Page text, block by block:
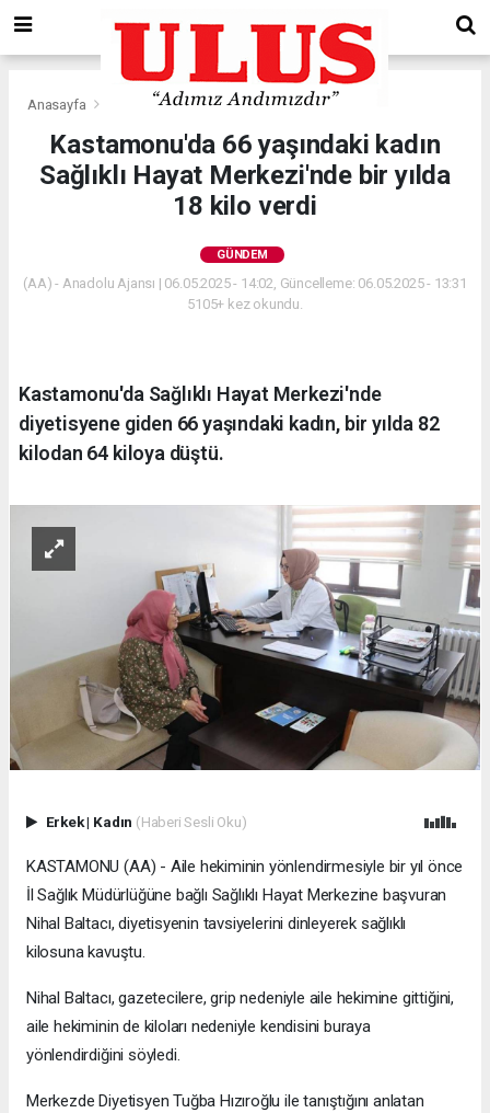
Anasayfa Gündem
Kastamonu'da 66 yaşındaki kadın
Sağlıklı Hayat Merkezi'nde bir yılda
18 kilo verdi
GÜNDEM
(AA) - Anadolu Ajansı | 06.05.2025 - 14:02, Güncelleme: 06.05.2025 - 13:31
5105+ kez okundu.
Kastamonu'da Sağlıklı Hayat Merkezi'nde
diyetisyene giden 66 yaşındaki kadın, bir yılda 82
kilodan 64 kiloya düştü.
Erkek| Kadın (Haberi Sesli Oku)
KASTAMONU (AA) - Aile hekiminin yönlendirmesiyle bir yıl önce
İl Sağlık Müdürlüğüne bağlı Sağlıklı Hayat Merkezine başvuran
Nihal Baltacı, diyetisyenin tavsiyelerini dinleyerek sağlıklı
kilosuna kavuştu.
Nihal Baltacı, gazetecilere, grip nedeniyle aile hekimine gittiğini,
aile hekiminin de kiloları nedeniyle kendisini buraya
yönlendirdiğini söyledi.
Merkezde Diyetisyen Tuğba Hızıroğlu ile tanıştığını anlatan